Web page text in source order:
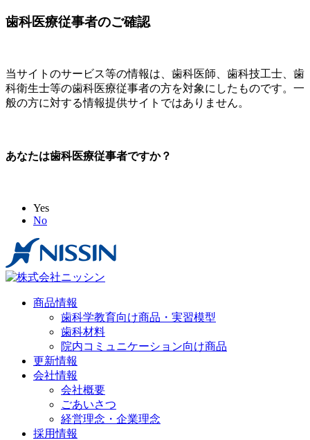
歯科医療従事者のご確認
当サイトのサービス等の情報は、歯科医師、歯科技工士、歯
科衛生士等の歯科医療従事者の方を対象にしたものです。一
般の方に対する情報提供サイトではありません。
あなたは歯科医療従事者ですか？
Yes
No
商品情報
歯科学教育向け商品・実習模型
歯科材料
院内コミュニケーション向け商品
更新情報
会社情報
会社概要
ごあいさつ
経営理念・企業理念
採用情報